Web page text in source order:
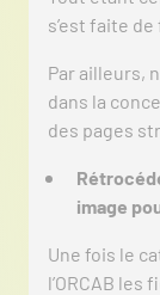
s’est faite
Par ailleurs,
dans la
des pages
image
Une fois le
l’ORCAB